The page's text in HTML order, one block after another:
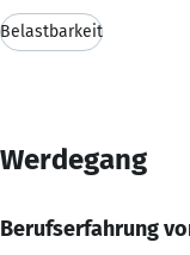
Belastbarkeit
Werdegang
Berufserfahrung